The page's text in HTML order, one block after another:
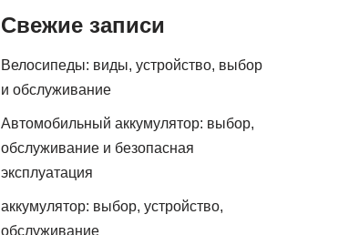
Свежие записи
Велосипеды: виды, устройство, выбор
и обслуживание
Автомобильный аккумулятор: выбор,
обслуживание и безопасная
эксплуатация
аккумулятор: выбор, устройство,
обслуживание